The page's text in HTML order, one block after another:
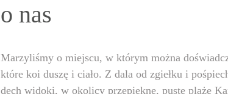
o nas
Marzyliśmy o miejscu, w którym można
które koi duszę i ciało. Z dala od zgiełku i
dech widoki, w okolicy przepiękne, puste plaże